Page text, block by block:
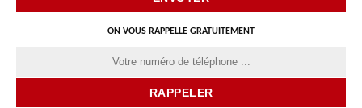
ON VOUS RAPPELLE GRATUITEMENT